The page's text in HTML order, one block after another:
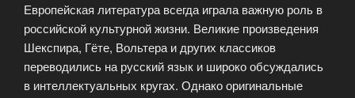
Европейская литература всегда играла важную роль в
российской культурной жизни. Великие произведения
Шекспира, Гёте, Вольтера и других классиков
переводились на русский язык и широко обсуждались
в интеллектуальных кругах. Однако оригинальные